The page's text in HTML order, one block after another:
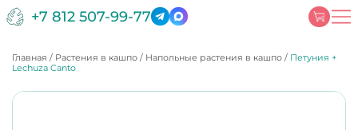
+7 812 507-99-77
Главная / Растения в кашпо / Напольные растения в кашпо / Петуния +
Lechuza Canto